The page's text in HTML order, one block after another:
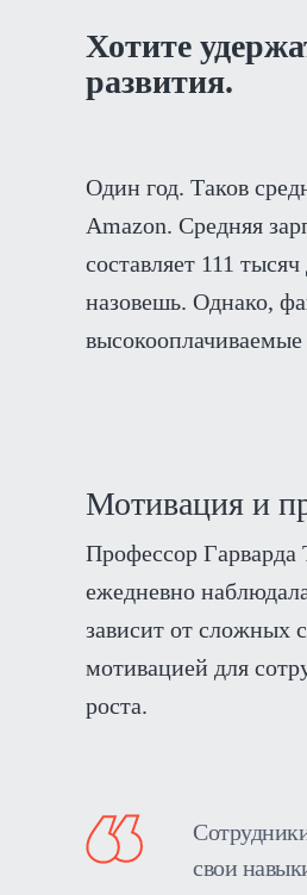
Хотите
развития.
Один год. Таков
Amazon. Средняя
составляет 111
назовешь. Однако,
Мотивация и
Профессор Гарварда
ежедневно
зависит от сложных
мотивацией для
роста.
свои